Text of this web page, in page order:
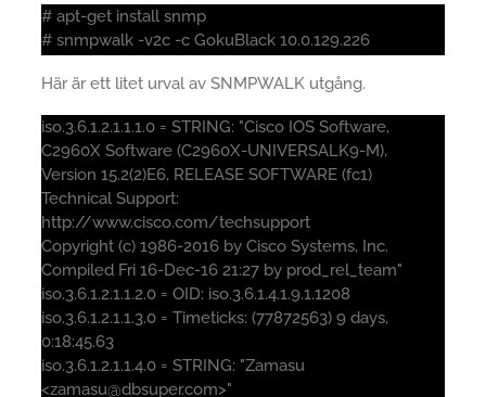
# apt-get install snmp
# snmpwalk -v2c -c GokuBlack 10.0.129.226
Här är ett litet urval av SNMPWALK utgång.
iso.3.6.1.2.1.1.1.0 = STRING: "Cisco IOS Software,
C2960X Software (C2960X-UNIVERSALK9-M),
Version 15.2(2)E6, RELEASE SOFTWARE (fc1)
Technical Support:
http://www.cisco.com/techsupport
Copyright (c) 1986-2016 by Cisco Systems, Inc.
Compiled Fri 16-Dec-16 21:27 by prod_rel_team"
iso.3.6.1.2.1.1.2.0 = OID: iso.3.6.1.4.1.9.1.1208
iso.3.6.1.2.1.1.3.0 = Timeticks: (77872563) 9 days,
0:18:45.63
iso.3.6.1.2.1.1.4.0 = STRING: "Zamasu
<zamasu@dbsuper.com>"